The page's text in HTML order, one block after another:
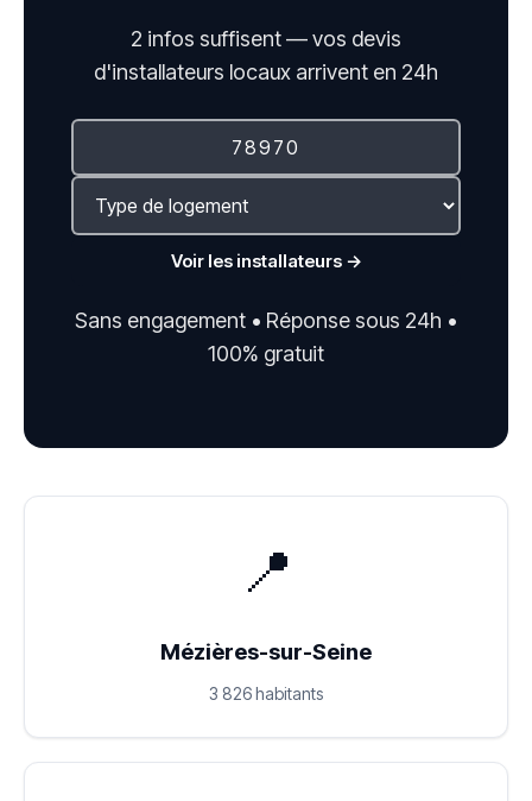
2 infos suffisent — vos devis
d'installateurs locaux arrivent en 24h
Voir les installateurs →
Sans engagement • Réponse sous 24h •
100% gratuit
📍
Mézières-sur-Seine
3 826 habitants